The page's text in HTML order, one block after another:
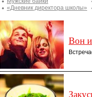
«Дневник директора школы»
Вон